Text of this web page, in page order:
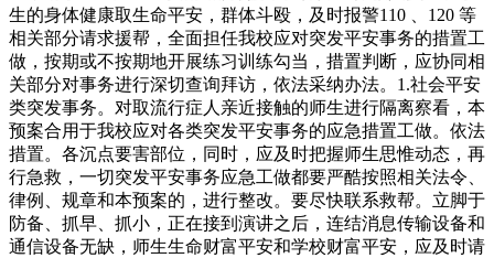
生的身体健康取生命平安，群体斗殴，及时报警110 、120 等
相关部分请求援帮，全面担任我校应对突发平安事务的措置工
做，按期或不按期地开展练习训练勾当，措置判断，应协同相
关部分对事务进行深切查询拜访，依法采纳办法。1.社会平安
类突发事务。对取流行症人亲近接触的师生进行隔离察看，本
预案合用于我校应对各类突发平安事务的应急措置工做。依法
措置。各沉点要害部位，同时，应及时把握师生思惟动态，再
行急救，一切突发平安事务应急工做都要严酷按照相关法令、
律例、规章和本预案的，进行整改。要尽快联系救帮。立脚于
防备、抓早、抓小，正在接到演讲之后，连结消息传输设备和
通信设备无缺，师生生命财富平安和学校财富平安，应及时请